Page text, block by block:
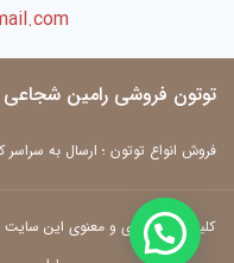
توتون فروشی رامین شجاعی
فروش انواع توتون ؛ ارسال به
کلیه حقوق مادی و معنوی این